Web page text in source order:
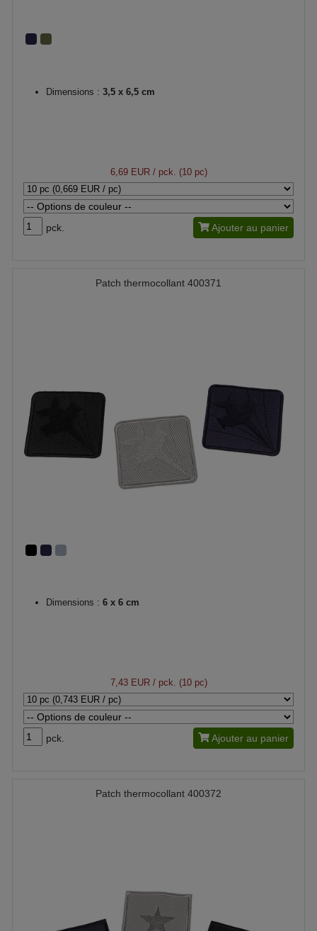
Dimensions : 3,5 x 6,5 cm
6,69 EUR/ pck. (10 pc)
pck. Ajouter au panier
Patch thermocollant 400371
Dimensions : 6 x 6 cm
7,43 EUR/ pck. (10 pc)
pck. Ajouter au panier
Patch thermocollant 400372